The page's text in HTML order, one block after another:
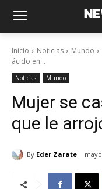
Inicio Noticias Mundo
ácido en...
Noticias Mundo
Mujer se
que le
By Eder Zarate